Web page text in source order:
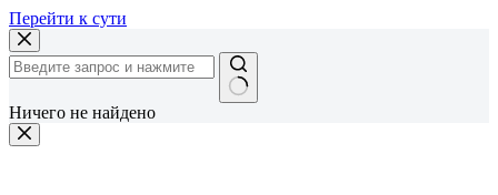
Перейти к сути
Ничего не найдено